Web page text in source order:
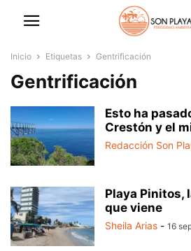
Inicio Etiquetas Gentrificación
Gentrificación
Esto ha
Crestón y el
Redacción Son
Playa Pinitos,
que viene
Sheila Arias - 16